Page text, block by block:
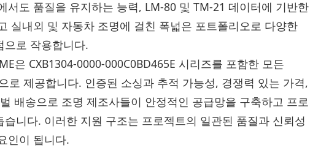
서도 품질을 유지하는 능력, LM-80 및 TM-21 데이터에 기반한
실내외 및 자동차 조명에 걸친 폭넓은 포트폴리오로 다양한
으로 작용합니다.
은 CXB1304-0000-000C0BD465E 시리즈를 포함한 모든
로 제공합니다. 인증된 소싱과 추적 가능성, 경쟁력 있는 가격,
배송으로 조명 제조사들이 안정적인 공급망을 구축하고 프로
니다. 이러한 지원 구조는 프로젝트의 일관된 품질과 신뢰성
인이 됩니다.